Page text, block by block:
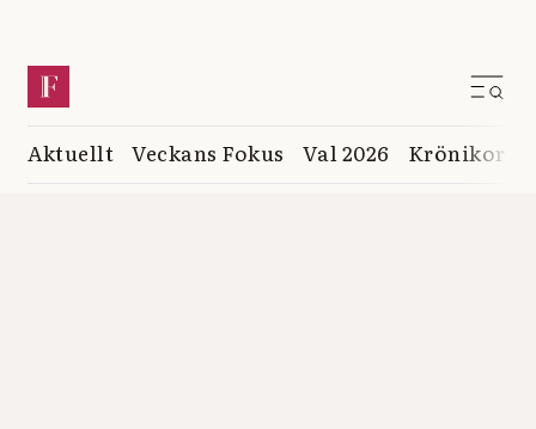
Aktuellt Veckans Fokus Val 2026 Krönikor